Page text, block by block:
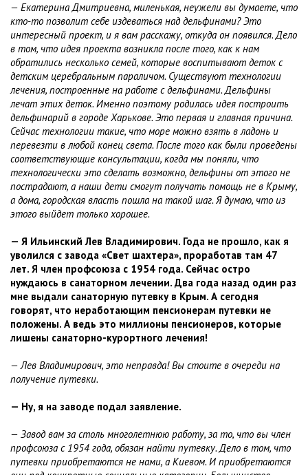
— Екатерина Дмитриевна, миленькая, неужели вы думаете, что
кто-то позволит себе издеваться над дельфинами? Это
интересный проект, и я вам расскажу, откуда он появился. Дело
в том, что идея проекта возникла после того, как к нам
обратились несколько семей, которые воспитывают деток с
детским церебральным параличом. Существуют технологии
лечения, построенные на работе с дельфинами. Дельфины
лечат этих деток. Именно поэтому родилась идея построить
дельфинарий в городе Харькове. Это первая и главная причина.
Сейчас технологии такие, что море можно взять в ладонь и
перевезти в любой конец света. После того как были проведены
соответствующие консультации, когда мы поняли, что
технологически это сделать возможно, дельфины от этого не
пострадают, а наши дети смогут получать помощь не в Крыму,
а дома, городская власть пошла на такой шаг. Я думаю, что из
этого выйдет только хорошее.
— Я Ильинский Лев Владимирович. Года не прошло, как я
уволился с завода «Свет шахтера», проработав там 47
лет. Я член профсоюза с 1954 года. Сейчас остро
нуждаюсь в санаторном лечении. Два года назад один раз
мне выдали санаторную путевку в Крым. А сегодня
говорят, что неработающим пенсионерам путевки не
положены. А ведь это миллионы пенсионеров, которые
лишены санаторно-курортного лечения!
— Лев Владимирович, это неправда! Вы стоите в очереди на
получение путевки.
— Ну, я на заводе подал заявление.
— Завод вам за столь многолетнюю работу, за то, что вы член
профсоюза с 1954 года, обязан найти путевку. Дело в том, что
путевки приобретаются не нами, а Киевом. И приобретаются